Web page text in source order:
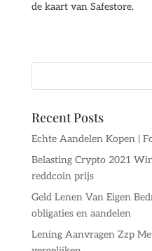
de kaart van Safestore.
Recent Posts
Echte Aandelen Kopen |
Belasting Crypto 2021
reddcoin prijs
Geld Lenen Van Eigen
obligaties en aandelen
Lening Aanvragen Zzp